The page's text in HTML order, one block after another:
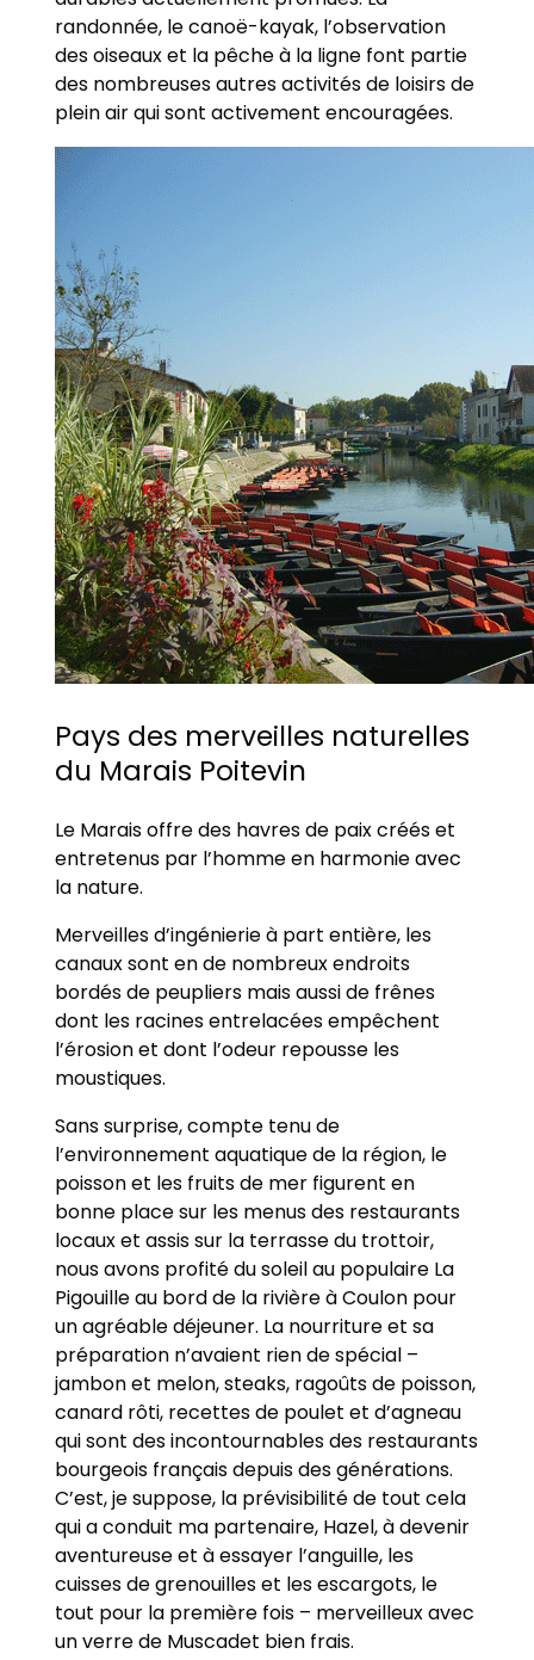
randonnée, le canoë-kayak, l’observation
des oiseaux et la pêche à la ligne font partie
des nombreuses autres activités de loisirs de
plein air qui sont activement encouragées.
Pays des merveilles naturelles
du Marais Poitevin
Le Marais offre des havres de paix créés et
entretenus par l’homme en harmonie avec
la nature.
Merveilles d’ingénierie à part entière, les
canaux sont en de nombreux endroits
bordés de peupliers mais aussi de frênes
dont les racines entrelacées empêchent
l’érosion et dont l’odeur repousse les
moustiques.
Sans surprise, compte tenu de
l’environnement aquatique de la région, le
poisson et les fruits de mer figurent en
bonne place sur les menus des restaurants
locaux et assis sur la terrasse du trottoir,
nous avons profité du soleil au populaire La
Pigouille au bord de la rivière à Coulon pour
un agréable déjeuner. La nourriture et sa
préparation n’avaient rien de spécial –
jambon et melon, steaks, ragoûts de poisson,
canard rôti, recettes de poulet et d’agneau
qui sont des incontournables des restaurants
bourgeois français depuis des générations.
C’est, je suppose, la prévisibilité de tout cela
qui a conduit ma partenaire, Hazel, à devenir
aventureuse et à essayer l’anguille, les
cuisses de grenouilles et les escargots, le
tout pour la première fois – merveilleux avec
un verre de Muscadet bien frais.